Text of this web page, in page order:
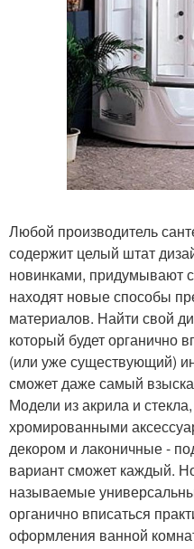
Любой производитель
содержит целый штат
новинками, придумывают
находят новые способы
материалов. Найти свой
который будет органично
(или уже существующий)
сможет даже самый
Модели из акрила и
хромированными
декором и лаконичные -
вариант сможет каждый.
называемые
органично вписаться
оформления ванной